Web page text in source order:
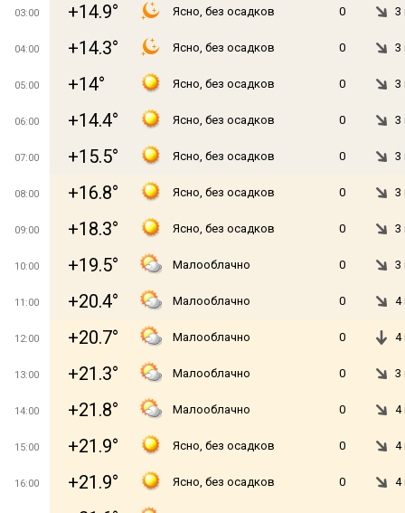
03:00 +14.9° Ясно, без осадков 0 3
04:00 +14.3° Ясно, без осадков 0 3
05:00 +14° Ясно, без осадков 0 3
06:00 +14.4° Ясно, без осадков 0 3
07:00 +15.5° Ясно, без осадков 0 3
08:00 +16.8° Ясно, без осадков 0 3
09:00 +18.3° Ясно, без осадков 0 3
10:00 +19.5° Малооблачно 0 3
11:00 +20.4° Малооблачно 0 4
12:00 +20.7° Малооблачно 0 4
13:00 +21.3° Малооблачно 0 3
14:00 +21.8° Малооблачно 0 4
15:00 +21.9° Ясно, без осадков 0 4
16:00 +21.9° Ясно, без осадков 0 4